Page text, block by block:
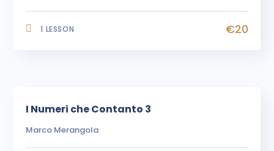
1 LESSON €20
I Numeri che Contanto 3
Marco Merangola